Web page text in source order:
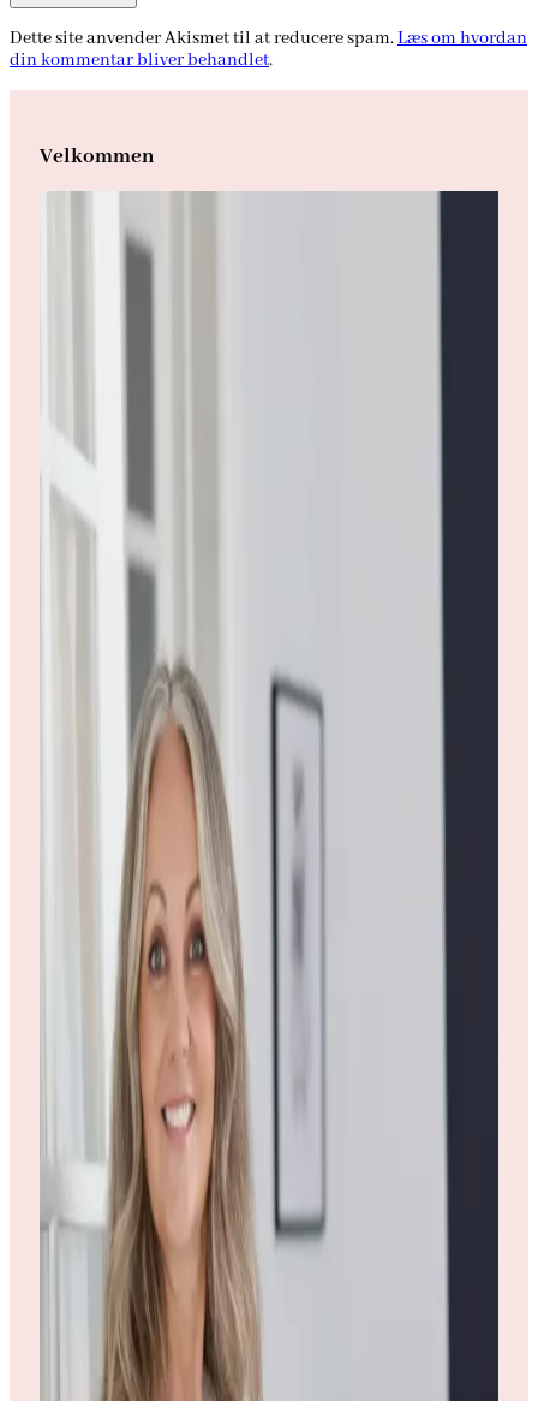
Dette site anvender Akismet til at reducere spam.Læs om hvordan
din kommentar bliver behandlet.
Velkommen